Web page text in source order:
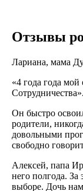
Отзывы
Лариана, мама
«4 года года
Он быстро
родители,
довольными
свободно
Алексей, папа
него полгода. За
выборе. Дочь